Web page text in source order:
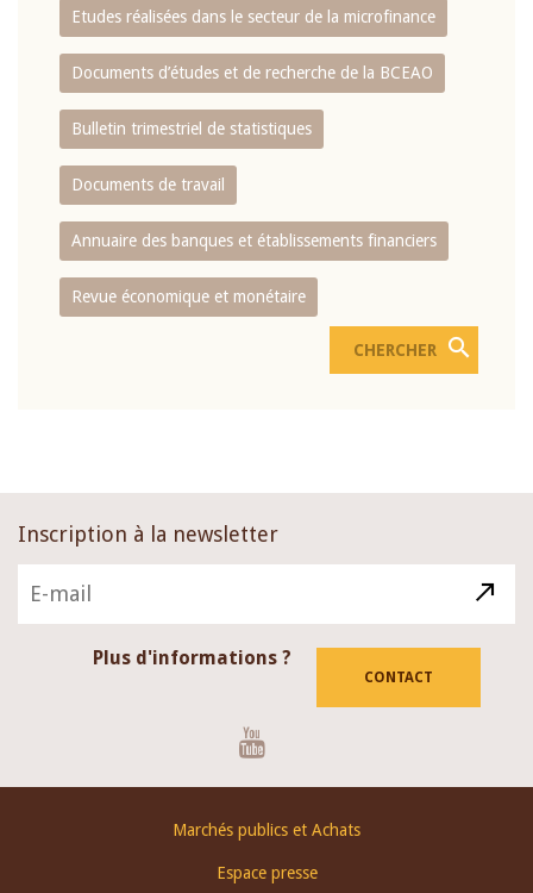
Etudes réalisées dans le secteur de la microfinance
Documents d’études et de recherche de la BCEAO
Bulletin trimestriel de statistiques
Documents de travail
Annuaire des banques et établissements financiers
Revue économique et monétaire
Inscription à la newsletter
Plus d'informations ?
CONTACT
Marchés publics et Achats
Espace presse